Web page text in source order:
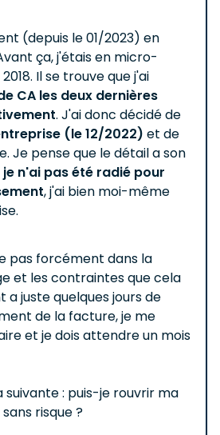
(depuis le 01/2023) en
ça, j'étais en micro-
Il se trouve que j'ai
CA les deux dernières
. J'ai donc décidé de
(le 12/2022) et de
Je pense que le détail a son
je n'ai pas été radié pour
, j'ai bien moi-même
pas forcément dans la
et les contraintes que cela
a juste quelques jours de
de la facture, je me
et je dois attendre un mois
suivante : puis-je rouvrir ma
risque ?